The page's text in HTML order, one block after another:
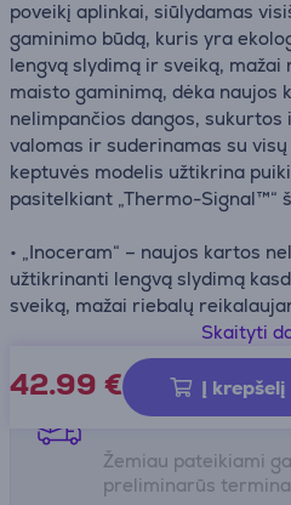
poveikį aplinkai, siūlydamas
gaminimo būdą, kuris yra
lengvą slydimą ir sveiką,
maisto gaminimą, dėka naujos
nelimpančios dangos, sukurtos
valomas ir suderinamas su
keptuvės modelis užtikrina
pasitelkiant „Thermo-Signal™“
• „Inoceram“ – naujos kartos
užtikrinanti lengvą slydimą
sveiką, mažai riebalų
• Sumažintas poveikis aplinkai
aliuminio korpuso
• Patobulinta „Thermo-
parausta, kai keptuvė pasiekia
temperatūrą, užtikrindama
spalva, tekstūra ir skoniu
• „Thermo-Fusion™“
Skaityti
42.99 € Į krepšelį
Pristatymo būdai
Žemiau pateikiami
preliminarūs